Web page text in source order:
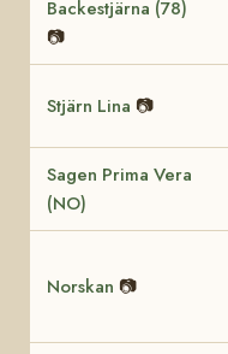
Backestjärna (78)
📷
Stjärn Lina 📷
Sagen Prima Vera
(NO)
Norskan 📷